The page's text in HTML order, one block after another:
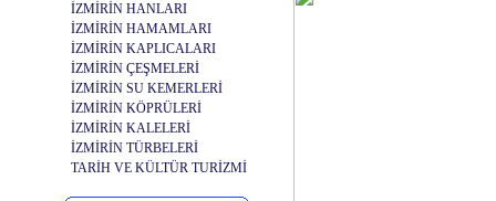
İZMİRİN HANLARI
İZMİRİN HAMAMLARI
İZMİRİN KAPLICALARI
İZMİRİN ÇEŞMELERİ
İZMİRİN SU KEMERLERİ
İZMİRİN KÖPRÜLERİ
İZMİRİN KALELERİ
İZMİRİN TÜRBELERİ
TARİH VE KÜLTÜR TURİZMİ